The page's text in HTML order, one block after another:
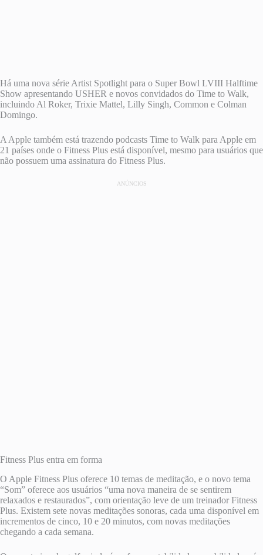
Há uma nova série Artist Spotlight para o Super Bowl LVIII Halftime
Show apresentando USHER e novos convidados do Time to Walk,
incluindo Al Roker, Trixie Mattel, Lilly Singh, Common e Colman
Domingo.
A Apple também está trazendo podcasts Time to Walk para Apple em
21 países onde o Fitness Plus está disponível, mesmo para usuários que
não possuem uma assinatura do Fitness Plus.
ANÚNCIOS
Fitness Plus entra em forma
O Apple Fitness Plus oferece 10 temas de meditação, e o novo tema
“Som” oferece aos usuários “uma nova maneira de se sentirem
relaxados e restaurados”, com orientação leve de um treinador Fitness
Plus. Existem sete novas meditações sonoras, cada uma disponível em
incrementos de cinco, 10 e 20 minutos, com novas meditações
chegando a cada semana.